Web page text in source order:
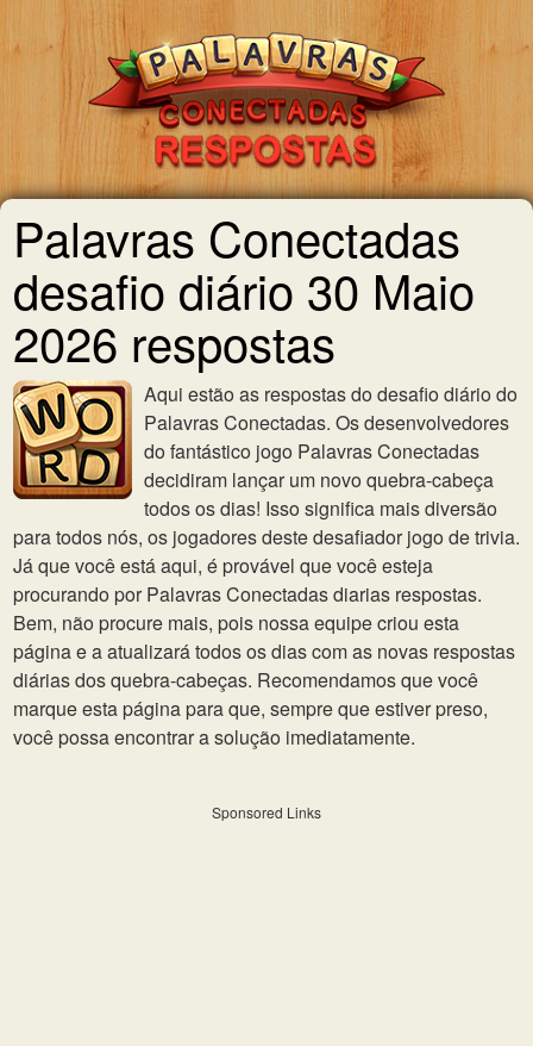
Palavras Conectadas
desafio diário 30 Maio
2026 respostas
Aqui estão as respostas do desafio diário do
Palavras Conectadas. Os desenvolvedores
do fantástico jogo Palavras Conectadas
decidiram lançar um novo quebra-cabeça
todos os dias! Isso significa mais diversão
para todos nós, os jogadores deste desafiador jogo de trivia.
Já que você está aqui, é provável que você esteja
procurando por Palavras Conectadas diarias respostas.
Bem, não procure mais, pois nossa equipe criou esta
página e a atualizará todos os dias com as novas respostas
diárias dos quebra-cabeças. Recomendamos que você
marque esta página para que, sempre que estiver preso,
você possa encontrar a solução imediatamente.
Sponsored Links